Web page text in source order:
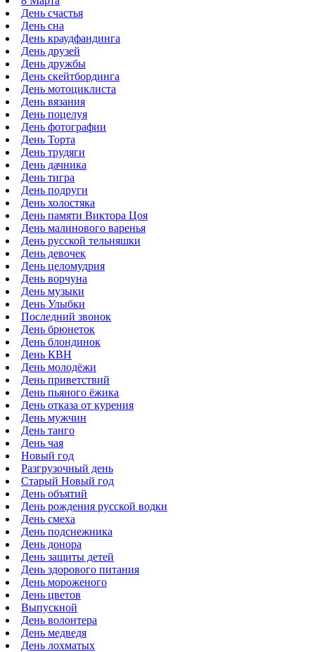
День счастья
День сна
День краудфандинга
День друзей
День дружбы
День скейтбординга
День мотоциклиста
День вязания
День поцелуя
День фотографии
День Торта
День трудяги
День дачника
День тигра
День подруги
День холостяка
День памяти Виктора Цоя
День малинового варенья
День русской тельняшки
День девочек
День целомудрия
День ворчуна
День музыки
День Улыбки
Последний звонок
День брюнеток
День блондинок
День КВН
День молодёжи
День приветствий
День пьяного ёжика
День отказа от курения
День мужчин
День танго
День чая
Новый год
Разгрузочный день
Старый Новый год
День объятий
День рождения русской водки
День смеха
День подснежника
День донора
День защиты детей
День здорового питания
День мороженого
День цветов
Выпускной
День волонтера
День медведя
День лохматых